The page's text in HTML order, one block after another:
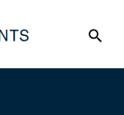
search